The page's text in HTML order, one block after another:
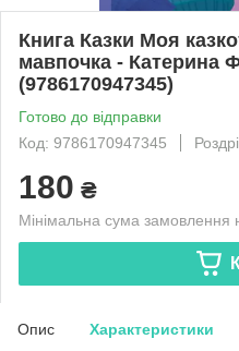
Книга Казки Моя
мавпочка - Катерина
(9786170947345)
Готово до відправки
Код: 9786170947345
180 ₴
Мінімальна сума замовлення
Опис Характеристики